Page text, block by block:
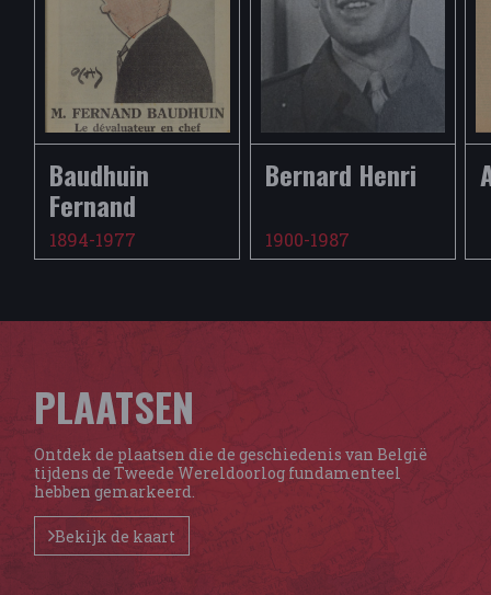
Baudhuin
Fernand
1894-1977
Bernard Henri
1900-1987
PLAATSEN
Ontdek de plaatsen die de geschiedenis van België
tijdens de Tweede Wereldoorlog fundamenteel
hebben gemarkeerd.
Bekijk de kaart